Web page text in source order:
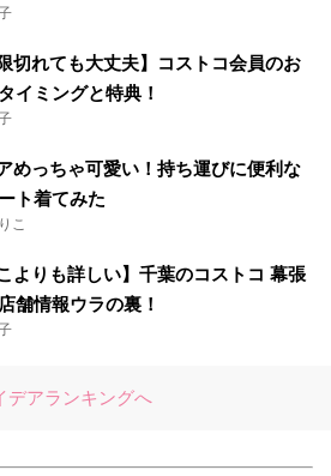
切れても大丈夫】コストコ会員のお
イミングと特典！
めっちゃ可愛い！持ち運びに便利な
ト着てみた
こ
よりも詳しい】千葉のコストコ 幕張
舗情報ウラの裏！
デアランキングへ